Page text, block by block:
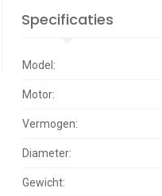
Specificaties
Model:
Motor:
Vermogen:
Diameter:
Gewicht: